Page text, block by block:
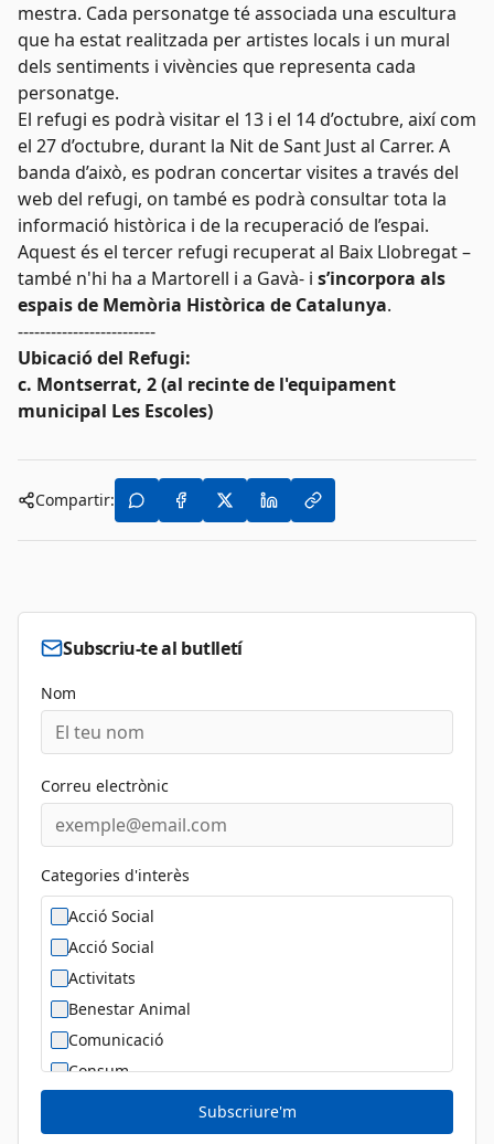
mestra. Cada personatge té associada una escultura
que ha estat realitzada per artistes locals i un mural
dels sentiments i vivències que representa cada
personatge.
El refugi es podrà visitar el 13 i el 14 d’octubre, així com
el 27 d’octubre, durant la Nit de Sant Just al Carrer. A
banda d’això, es podran concertar visites a través del
web del refugi, on també es podrà consultar tota la
informació històrica i de la recuperació de l’espai.
Aquest és el tercer refugi recuperat al Baix Llobregat –
també n'hi ha a Martorell i a Gavà- i s’incorpora als
espais de Memòria Històrica de Catalunya.
-------------------------
Ubicació del Refugi:
c. Montserrat, 2 (al recinte de l'equipament
municipal Les Escoles)
Compartir:
Subscriu-te al butlletí
Nom
Correu electrònic
Categories d'interès
Acció Social
Acció Social
Activitats
Benestar Animal
Comunicació
Consum
Diversitat Sexual i de Gènere
Subscriure'm